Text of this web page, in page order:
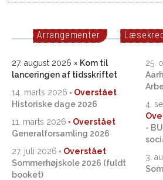
Arrangementer
27. august 2026
Kom til
lanceringen af tidsskriftet
14. marts 2026
Historiske dage 2026
11. marts 2026
Generalforsamling 2026
27. juli 2026
Sommerhøjskole 2026 (fuldt
booket)
25.
4.
-
3.